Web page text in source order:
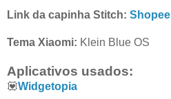
Link da capinha Stitch: Shopee
Tema Xiaomi: Klein Blue OS
Aplicativos usados:
💟Widgetopia